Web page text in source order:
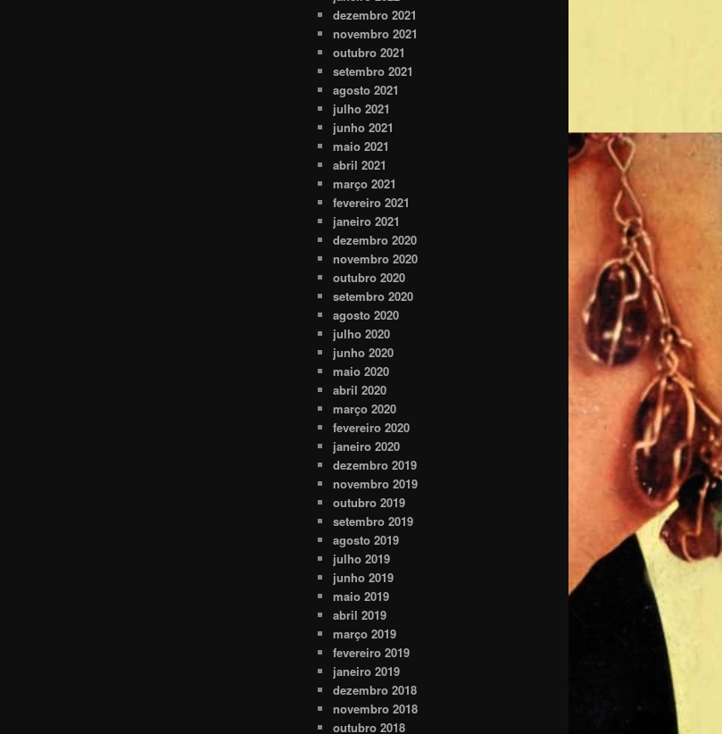
dezembro 2021
novembro 2021
outubro 2021
setembro 2021
agosto 2021
julho 2021
junho 2021
maio 2021
abril 2021
março 2021
fevereiro 2021
janeiro 2021
dezembro 2020
novembro 2020
outubro 2020
setembro 2020
agosto 2020
julho 2020
junho 2020
maio 2020
abril 2020
março 2020
fevereiro 2020
janeiro 2020
dezembro 2019
novembro 2019
outubro 2019
setembro 2019
agosto 2019
julho 2019
junho 2019
maio 2019
abril 2019
março 2019
fevereiro 2019
janeiro 2019
dezembro 2018
novembro 2018
outubro 2018